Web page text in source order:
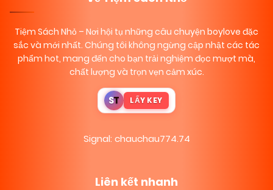
Tiệm Sách Nhỏ – Nơi hội tụ những câu chuyện boylove đặc
sắc và mới nhất. Chúng tôi không ngừng cập nhật các tác
phẩm hot, mang đến cho bạn trải nghiệm đọc mượt mà,
chất lượng và trọn vẹn cảm xúc.
ST LẤY KEY
Signal: chauchau774.74
Liên kết nhanh